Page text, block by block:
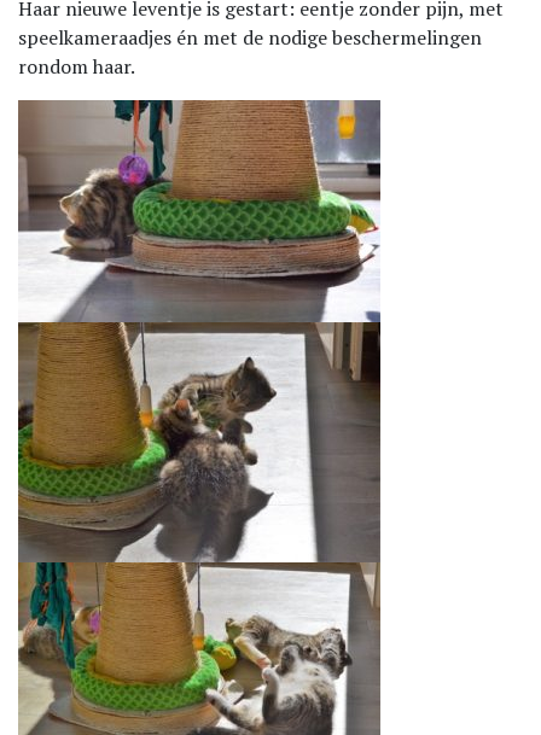
Haar nieuwe leventje is gestart: eentje zonder pijn, met
speelkameraadjes én met de nodige beschermelingen
rondom haar.